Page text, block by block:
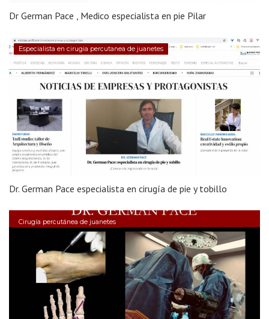
Dr German Pace , Medico especialista en pie Pilar
Especialista en cirugia percutanea de juanetes
Dr. German Pace especialista en cirugía de pie y tobillo
Cirugía percutánea de juanetes